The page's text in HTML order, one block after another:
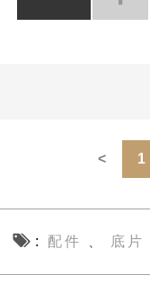
1
配件 底片